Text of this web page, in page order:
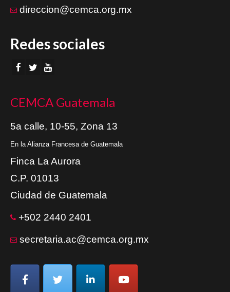
direccion@cemca.org.mx
Redes sociales
CEMCA Guatemala
5a calle, 10-55, Zona 13
En la Alianza Francesa de Guatemala
Finca La Aurora
C.P. 01013
Ciudad de Guatemala
+502 2440 2401
secretaria.ac@cemca.org.mx